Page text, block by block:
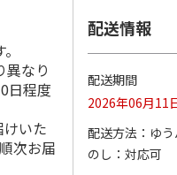
なり
日程度
いた
次お届
配送情報
配送期間
2026年06月11
配送方法
ゆ
のし
対応可